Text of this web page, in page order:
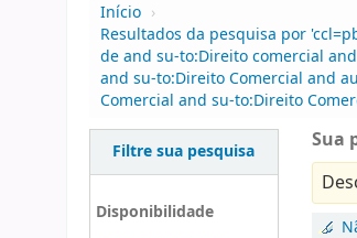
Início ›
Resultados da pesquisa por
de and su-to:Direito comercial
and su-to:Direito Comercial and
Comercial and su-to:Direito
Filtre sua pesquisa
Disponibilidade
Sua